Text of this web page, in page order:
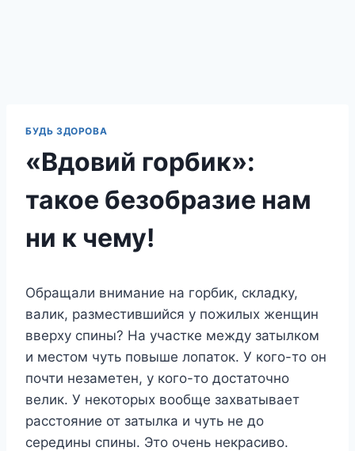
БУДЬ ЗДОРОВА
«Вдовий горбик»:
такое безобразие нам
ни к чему!
Обращали внимание на горбик, складку,
валик, разместившийся у пожилых женщин
вверху спины? На участке между затылком
и местом чуть повыше лопаток. У кого-то он
почти незаметен, у кого-то достаточно
велик. У некоторых вообще захватывает
расстояние от затылка и чуть не до
середины спины. Это очень некрасиво.